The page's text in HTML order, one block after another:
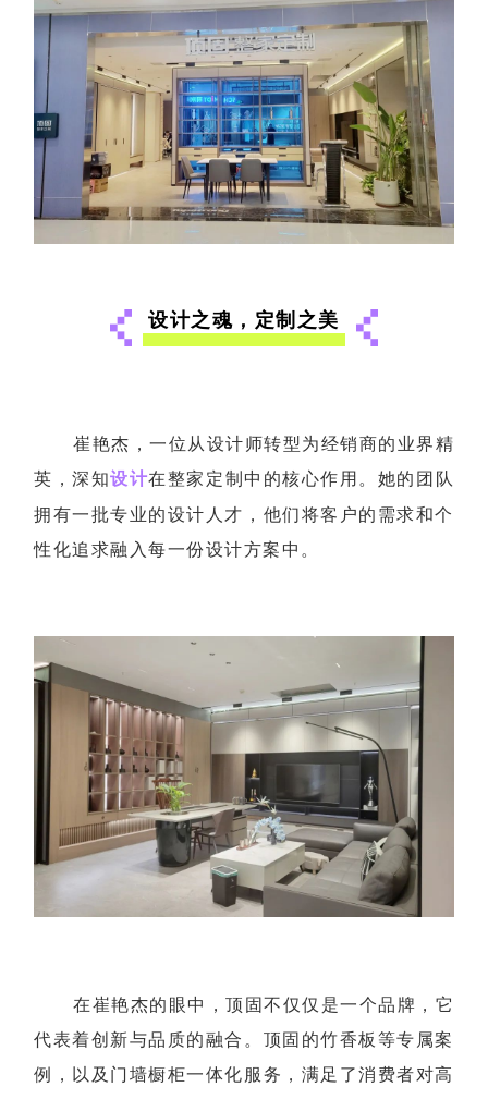
设计之魂，定制之美
崔艳杰，一位从设计师转型为经销商的业界精
英，深知设计在整家定制中的核心作用。她的团队
拥有一批专业的设计人才，他们将客户的需求和个
性化追求融入每一份设计方案中。
在崔艳杰的眼中，顶固不仅仅是一个品牌，它
代表着创新与品质的融合。顶固的竹香板等专属案
例，以及门墙橱柜一体化服务，满足了消费者对高